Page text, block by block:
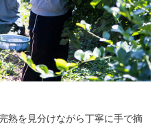
熟を見分けながら丁寧に手で摘